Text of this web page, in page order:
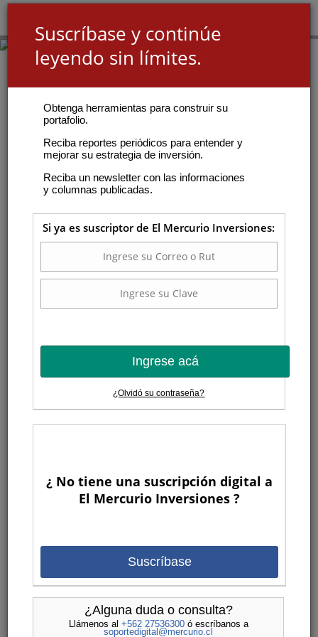
Suscríbase y continúe
leyendo sin límites.
Obtenga herramientas para construir su
portafolio.
Reciba reportes periódicos para entender y
mejorar su estrategia de inversión.
Reciba un newsletter con las informaciones
y columnas publicadas.
Si ya es suscriptor de El Mercurio Inversiones:
Ingrese acá
¿Olvidó su contraseña?
¿ No tiene una suscripción digital a
El Mercurio Inversiones ?
Suscríbase
¿Alguna duda o consulta?
Llámenos al +562 27536300ó escríbanos a
soportedigital@mercurio.cl